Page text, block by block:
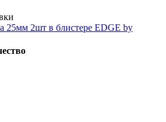
25мм 2шт в блистере EDGE by